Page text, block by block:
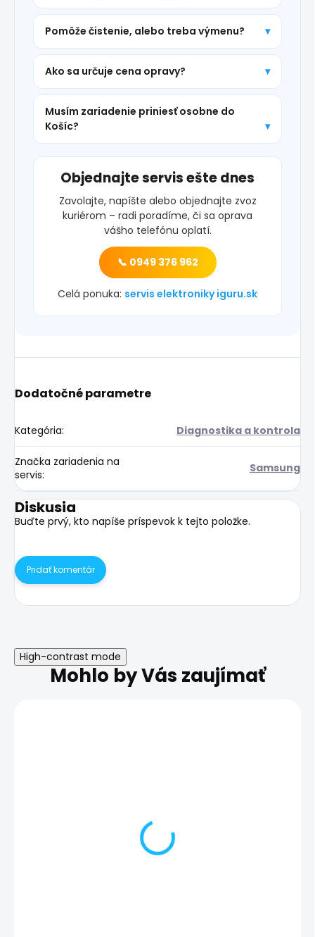
Pomôže čistenie, alebo treba výmenu?
Ako sa určuje cena opravy?
Musím zariadenie priniesť osobne do
Košíc?
Objednajte servis ešte dnes
Zavolajte, napíšte alebo objednajte zvoz
kuriérom – radi poradíme, či sa oprava
vášho telefónu oplatí.
📞 0949 376 962
Celá ponuka: servis elektroniky iguru.sk
Dodatočné parametre
Kategória: Diagnostika a kontrola
Značka zariadenia na
servis: Samsung
Diskusia
Buďte prvý, kto napíše príspevok k tejto položke.
Pridať komentár
High-contrast mode
Mohlo by Vás zaujímať
Nefunkčný odtlačok